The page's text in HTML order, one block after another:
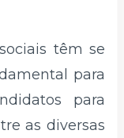
têm se
para
para
as diversas